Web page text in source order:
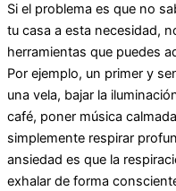
Si el problema es que no
tu casa a esta necesidad,
herramientas que puedes
Por ejemplo, un primer y
una vela, bajar la
café, poner música
simplemente respirar
ansiedad es que la
exhalar de forma